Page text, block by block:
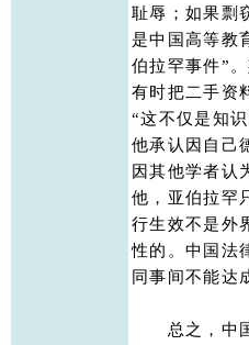
耻辱；如果剽
是中国高等教
伯拉罕事件”
有时把二手资
“这不仅是知
他承认因自己
因其他学者认
他，亚伯拉罕
行生效不是外
性的。中国法
同事间不能达
总之，中国